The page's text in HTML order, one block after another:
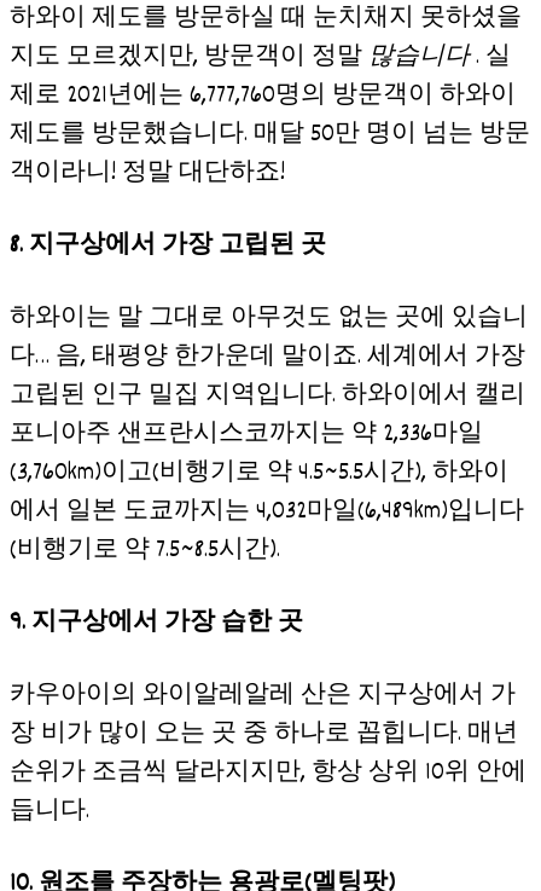
하와이 제도를 방문하실 때 눈치채지 못하셨을
지도 모르겠지만, 방문객이 정말 많습니다. 실
제로 2021년에는 6,777,760명의 방문객이 하와이
제도를 방문했습니다. 매달 50만 명이 넘는 방문
객이라니! 정말 대단하죠!
8. 지구상에서 가장 고립된 곳
하와이는 말 그대로 아무것도 없는 곳에 있습니
다… 음, 태평양 한가운데 말이죠. 세계에서 가장
고립된 인구 밀집 지역입니다. 하와이에서 캘리
포니아주 샌프란시스코까지는 약 2,336마일
(3,760km)이고(비행기로 약 4.5~5.5시간), 하와이
에서 일본 도쿄까지는 4,032마일(6,489km)입니다
(비행기로 약 7.5~8.5시간).
9. 지구상에서 가장 습한 곳
카우아이의 와이알레알레 산은 지구상에서 가
장 비가 많이 오는 곳 중 하나로 꼽힙니다. 매년
순위가 조금씩 달라지지만, 항상 상위 10위 안에
듭니다.